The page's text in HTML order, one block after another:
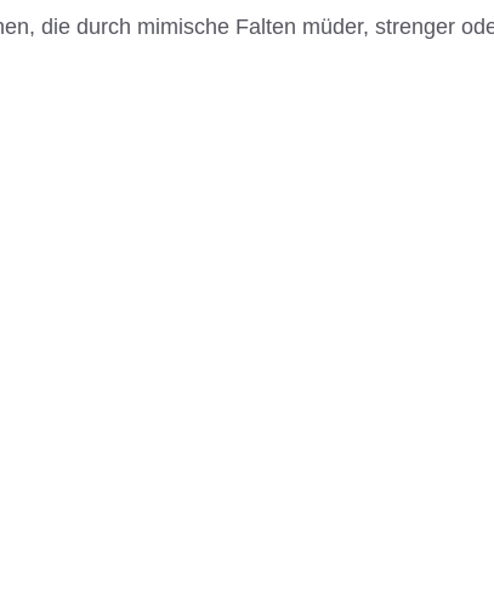
die durch mimische Falten müder, strenger